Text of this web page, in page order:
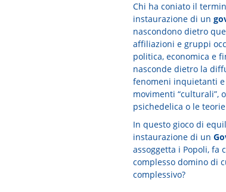
Chi ha coniato il
instaurazione di un
nascondono dietro
affiliazioni e gruppi
politica, economica e
nasconde dietro la
fenomeni inquietanti
movimenti “culturali”,
psichedelica o le
In questo gioco di
instaurazione di un
assoggetta i Popoli, fa
complesso domino di
complessivo?